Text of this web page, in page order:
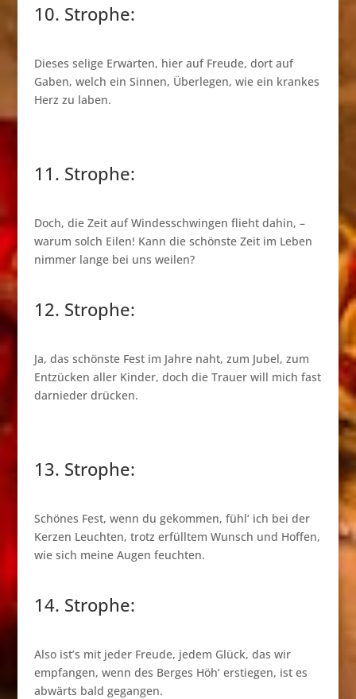
10. Strophe:
Dieses selige Erwarten, hier auf Freude, dort auf
Gaben, welch ein Sinnen, Überlegen, wie ein krankes
Herz zu laben.
11. Strophe:
Doch, die Zeit auf Windesschwingen flieht dahin, –
warum solch Eilen! Kann die schönste Zeit im Leben
nimmer lange bei uns weilen?
12. Strophe:
Ja, das schönste Fest im Jahre naht, zum Jubel, zum
Entzücken aller Kinder, doch die Trauer will mich fast
darnieder drücken.
13. Strophe:
Schönes Fest, wenn du gekommen, fühl‘ ich bei der
Kerzen Leuchten, trotz erfülltem Wunsch und Hoffen,
wie sich meine Augen feuchten.
14. Strophe:
Also ist’s mit jeder Freude, jedem Glück, das wir
empfangen, wenn des Berges Höh‘ erstiegen, ist es
abwärts bald gegangen.